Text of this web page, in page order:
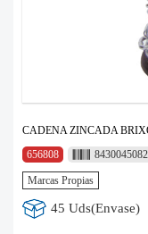
CADENA ZINCADA
656808
Marcas Propias
45 Uds(Envase)